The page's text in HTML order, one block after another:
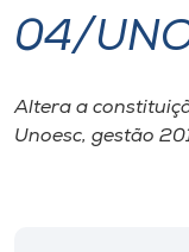
I.nova
Diplomados
04/
Altera a
Unoesc, gestão